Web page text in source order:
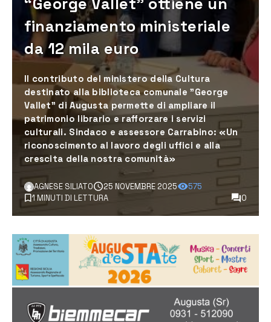
“George Vallet” ottiene un
finanziamento ministeriale
da 12 mila euro
Il contributo del ministero della Cultura
destinato alla biblioteca comunale "George
Vallet" di Augusta permette di ampliare il
patrimonio librario e rafforzare i servizi
culturali. Sindaco e assessore Carrabino: «Un
riconoscimento al lavoro degli uffici e alla
crescita della nostra comunità»
AGNESE SILIATO 25 NOVEMBRE 2025
575
1 MINUTI DI LETTURA
0